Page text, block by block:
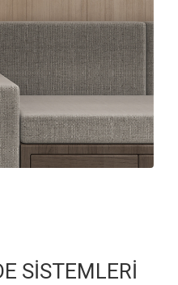
SİSTEMLERİ